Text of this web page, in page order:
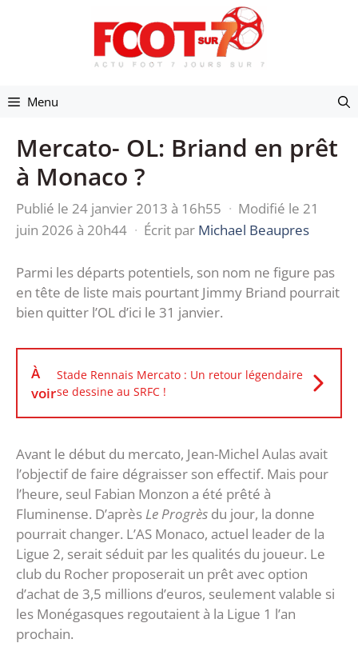
Menu
Mercato- OL: Briand en prêt
à Monaco ?
Publié le 24 janvier 2013 à 16h55 · Modifié le 21
juin 2026 à 20h44 · Écrit par Michael Beaupres
Parmi les départs potentiels, son nom ne figure pas
en tête de liste mais pourtant Jimmy Briand pourrait
bien quitter l’OL d’ici le 31 janvier.
À
voir
Stade Rennais Mercato : Un retour légendaire
se dessine au SRFC !
Avant le début du mercato, Jean-Michel Aulas avait
l’objectif de faire dégraisser son effectif. Mais pour
l’heure, seul Fabian Monzon a été prêté à
Fluminense. D’après Le Progrès du jour, la donne
pourrait changer. L’AS Monaco, actuel leader de la
Ligue 2, serait séduit par les qualités du joueur. Le
club du Rocher proposerait un prêt avec option
d’achat de 3,5 millions d’euros, seulement valable si
les Monégasques regoutaient à la Ligue 1 l’an
prochain.